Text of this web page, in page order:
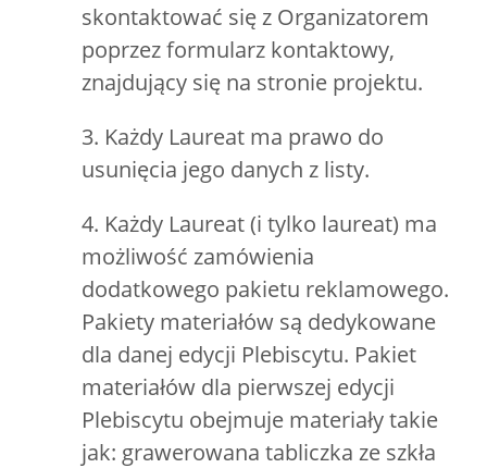
skontaktować się z Organizatorem
poprzez formularz kontaktowy,
znajdujący się na stronie projektu.
3. Każdy Laureat ma prawo do
usunięcia jego danych z listy.
4. Każdy Laureat (i tylko laureat) ma
możliwość zamówienia
dodatkowego pakietu reklamowego.
Pakiety materiałów są dedykowane
dla danej edycji Plebiscytu. Pakiet
materiałów dla pierwszej edycji
Plebiscytu obejmuje materiały takie
jak: grawerowana tabliczka ze szkła